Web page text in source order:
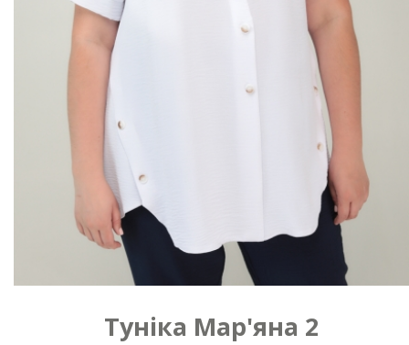
Туніка Мар'яна 2